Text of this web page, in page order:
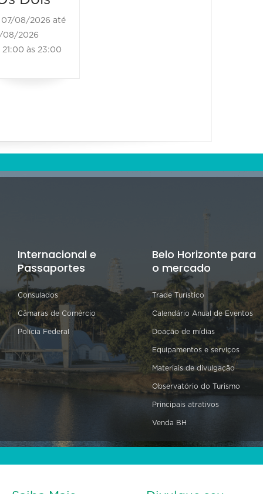
07/08/2026 até
08/2026
às 23:00
Internacional e
Passaportes
Consulados
Câmaras de Comércio
Polícia Federal
Belo Horizonte para
o mercado
Trade Turístico
Calendário Anual de Eventos
Doação de mídias
Equipamentos e serviços
Materiais de divulgação
Observatório do Turismo
Principais atrativos
Venda BH